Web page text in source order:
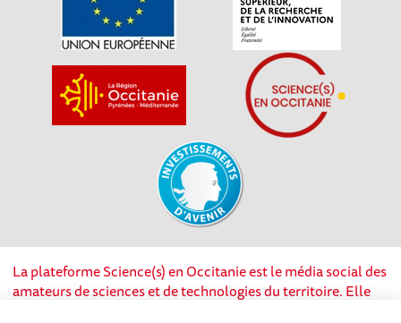
La plateforme Science(s) en Occitanie est le média social des
amateurs de sciences et de technologies du territoire. Elle